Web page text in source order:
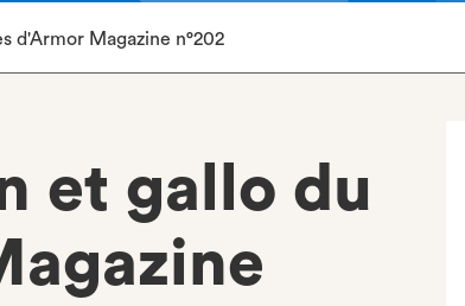
d'Armor Magazine n°202
et gallo du